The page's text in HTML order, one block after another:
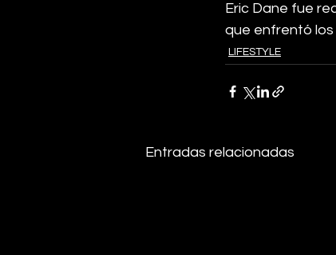
Eric Dane fue
que enfrentó los
LIFESTYLE
Entradas relacionadas